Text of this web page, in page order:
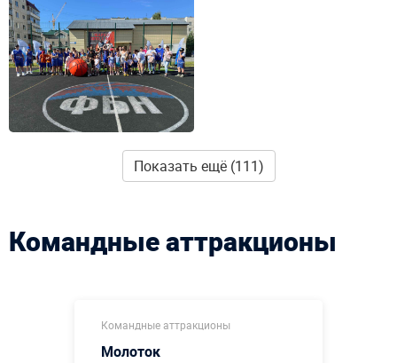
Показать ещё (111)
Командные аттракционы
Командные аттракционы
Молоток